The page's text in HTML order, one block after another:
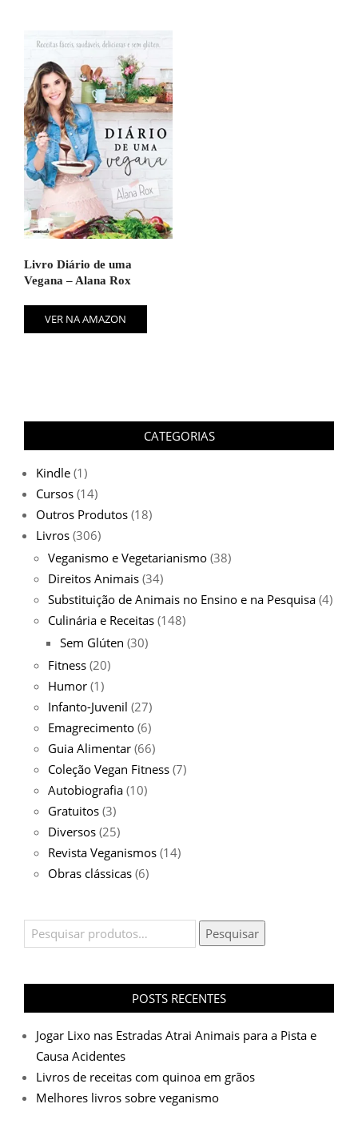
Livro Diário de uma
Vegana – Alana Rox
VER NA AMAZON
CATEGORIAS
Kindle (1)
Cursos (14)
Outros Produtos (18)
Livros (306)
Veganismo e Vegetarianismo (38)
Direitos Animais (34)
Substituição de Animais no Ensino e na Pesquisa (4)
Culinária e Receitas (148)
Sem Glúten (30)
Fitness (20)
Humor (1)
Infanto-Juvenil (27)
Emagrecimento (6)
Guia Alimentar (66)
Coleção Vegan Fitness (7)
Autobiografia (10)
Gratuitos (3)
Diversos (25)
Revista Veganismos (14)
Obras clássicas (6)
Pesquisar
por:
Pesquisar
POSTS RECENTES
Jogar Lixo nas Estradas Atrai Animais para a Pista e
Causa Acidentes
Livros de receitas com quinoa em grãos
Melhores livros sobre veganismo